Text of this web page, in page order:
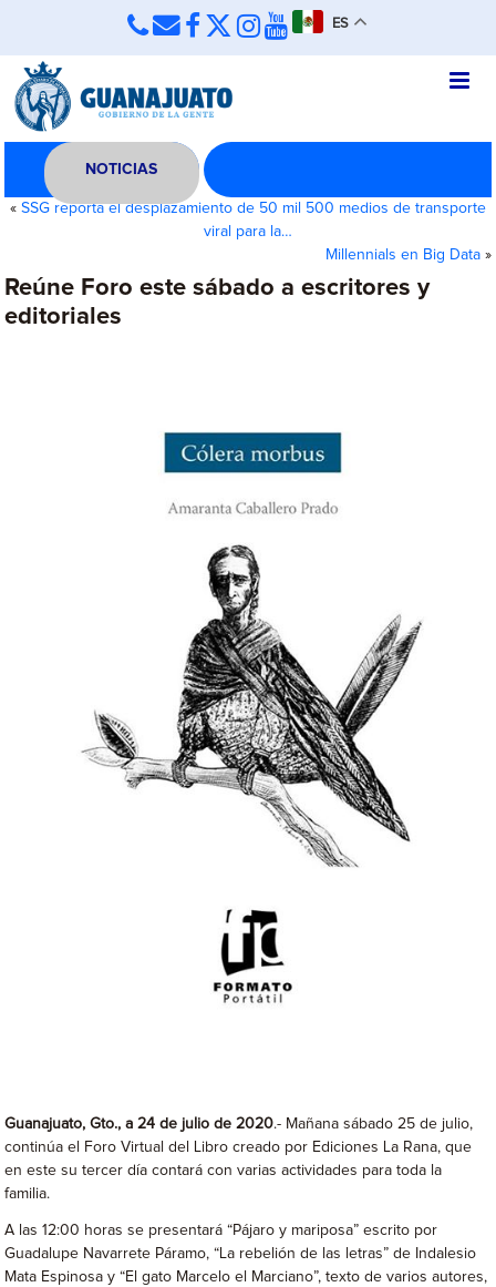
ES
NOTICIAS
« SSG reporta el desplazamiento de 50 mil 500 medios de transporte
viral para la…
Millennials en Big Data»
Reúne Foro este sábado a escritores y
editoriales
Guanajuato, Gto., a 24 de julio de 2020.- Mañana sábado 25 de julio,
continúa el Foro Virtual del Libro creado por Ediciones La Rana, que
en este su tercer día contará con varias actividades para toda la
familia.
A las 12:00 horas se presentará “Pájaro y mariposa” escrito por
Guadalupe Navarrete Páramo, “La rebelión de las letras” de Indalesio
Mata Espinosa y “El gato Marcelo el Marciano”, texto de varios autores,